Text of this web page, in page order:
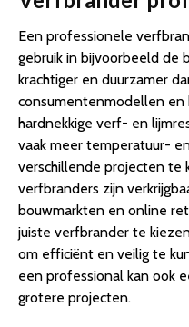
Een professionele
gebruik in bijvoorbeeld de
krachtiger en duurzamer
consumentenmodellen en
hardnekkige verf- en
vaak meer temperatuur-
verschillende projecten te
verfbranders zijn
bouwmarkten en online
juiste verfbrander te
om efficiënt en veilig te
een professional kan ook
grotere projecten.